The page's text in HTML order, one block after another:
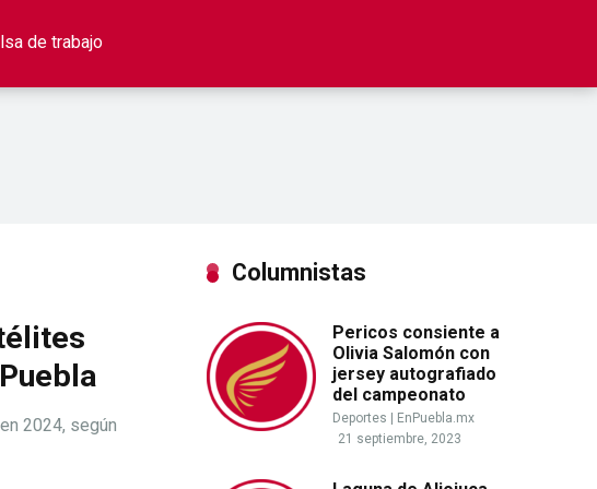
de trabajo
2024, según
Columnistas
Pericos consiente a
Olivia Salomón con
jersey autografiado
del campeonato
Deportes
EnPuebla.mx
21 septiembre, 2023